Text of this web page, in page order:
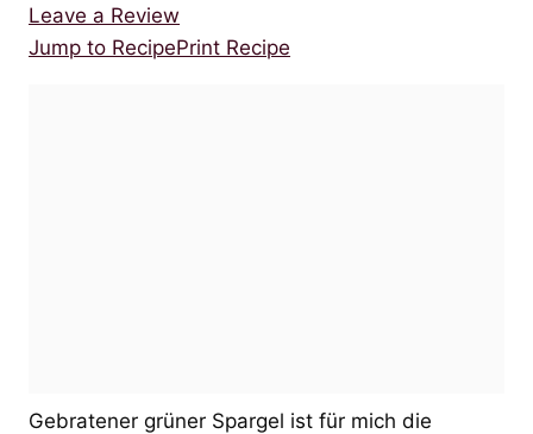
Jump to RecipePrint Recipe
Leave a Review
Gebratener grüner Spargel ist für mich die